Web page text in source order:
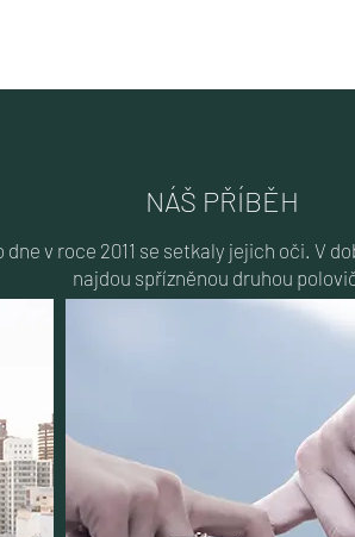
NÁŠ PŘÍBĚH
v roce 2011 se setkaly jejich oči. V
najdou spřízněnou druhou